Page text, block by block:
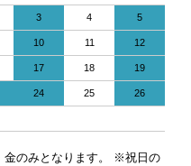
3 4 5
10 11 12
17 18 19
24 25 26
金のみとなります。 ※祝日の